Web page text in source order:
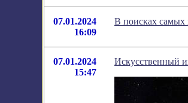
07.01.2024
16:09
В поисках самых
07.01.2024
15:47
Искусственный